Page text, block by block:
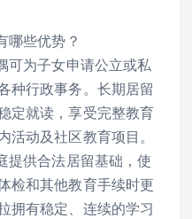
哪些优势？
可为子女申请公立或私
种行政事务。长期居留
定就读，享受完整教育
活动及社区教育项目。
提供合法居留基础，使
检和其他教育手续时更
拥有稳定、连续的学习